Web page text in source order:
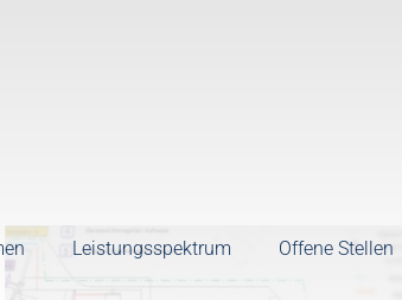
Leistungsspektrum Offene Stellen